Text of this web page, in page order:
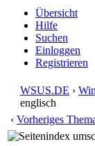
Übersicht
Hilfe
Suchen
Einloggen
Registrieren
WSUS.DE ›
englisch
‹ Vorheriges